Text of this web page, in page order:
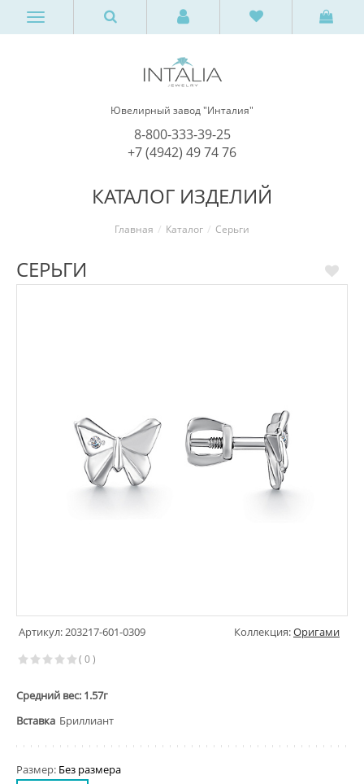
Ювелирный завод "Инталия"
8-800-333-39-25
+7 (4942) 49 74 76
КАТАЛОГ ИЗДЕЛИЙ
Главная Каталог Серьги
СЕРЬГИ
Артикул: 203217-601-0309 Коллекция:Оригами
( 0 )
Средний вес: 1.57г
Вставка Бриллиант
Размер: Без размера